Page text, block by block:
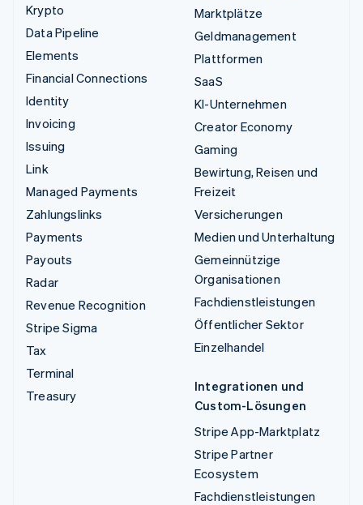
Krypto
Data Pipeline
Elements
Financial Connections
Identity
Invoicing
Issuing
Link
Managed Payments
Zahlungslinks
Payments
Payouts
Radar
Revenue Recognition
Stripe Sigma
Tax
Terminal
Treasury
Marktplätze
Geldmanagement
Plattformen
SaaS
KI-Unternehmen
Creator Economy
Gaming
Bewirtung, Reisen und
Freizeit
Versicherungen
Medien und Unterhaltung
Gemeinnützige
Organisationen
Fachdienstleistungen
Öffentlicher Sektor
Einzelhandel
Integrationen und
Custom-Lösungen
Stripe App-Marktplatz
Stripe Partner
Ecosystem
Fachdienstleistungen